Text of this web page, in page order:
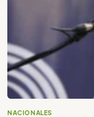
NACIONALES